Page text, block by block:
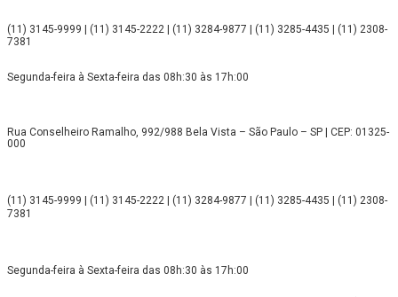
(11) 3145-9999 | (11) 3145-2222 | (11) 3284-9877 | (11) 3285-4435 | (11) 2308-
7381
Segunda-feira à Sexta-feira das 08h:30 às 17h:00
Rua Conselheiro Ramalho, 992/988 Bela Vista – São Paulo – SP | CEP: 01325-
000
(11) 3145-9999 | (11) 3145-2222 | (11) 3284-9877 | (11) 3285-4435 | (11) 2308-
7381
Segunda-feira à Sexta-feira das 08h:30 às 17h:00